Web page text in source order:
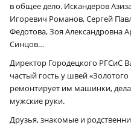
в общее дело. Искандеров
Игоревич Романов, Сергей
Федотова, Зоя Александровна
Синцов…
Директор Городецкого РГСиС
частый гость у швей
ремонтирует им машинки,
мужские руки.
Друзья, знакомые и